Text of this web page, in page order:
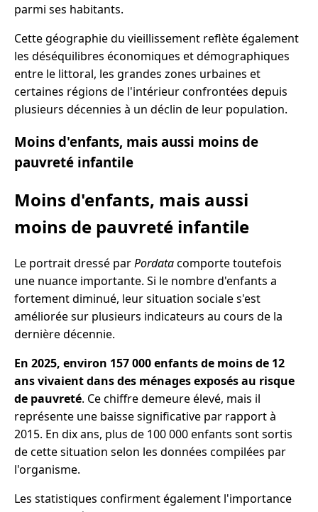
parmi ses habitants.
Cette géographie du vieillissement reflète également
les déséquilibres économiques et démographiques
entre le littoral, les grandes zones urbaines et
certaines régions de l'intérieur confrontées depuis
plusieurs décennies à un déclin de leur population.
Moins d'enfants, mais aussi moins de
pauvreté infantile
Moins d'enfants, mais aussi
moins de pauvreté infantile
Le portrait dressé parPordatacomporte toutefois
une nuance importante. Si le nombre d'enfants a
fortement diminué, leur situation sociale s'est
améliorée sur plusieurs indicateurs au cours de la
dernière décennie.
En 2025, environ 157 000 enfants de moins de 12
ans vivaient dans des ménages exposés au risque
de pauvreté. Ce chiffre demeure élevé, mais il
représente une baisse significative par rapport à
2015. En dix ans, plus de 100 000 enfants sont sortis
de cette situation selon les données compilées par
l'organisme.
Les statistiques confirment également l'importance